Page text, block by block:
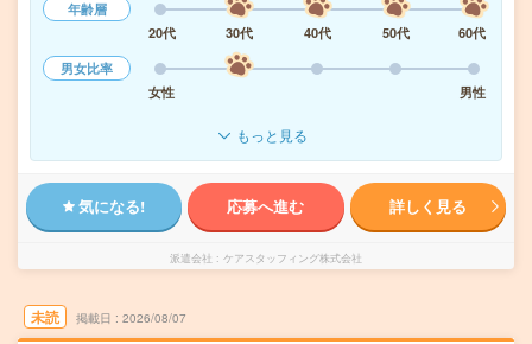
年齢層
20代
30代 40代 50代
60代
男女比率
女性
男性
もっと見る
気になる! 応募へ進む 詳しく見る
派遣会社 ケアスタッフィング株式会社
未読 掲載日 2026/08/07